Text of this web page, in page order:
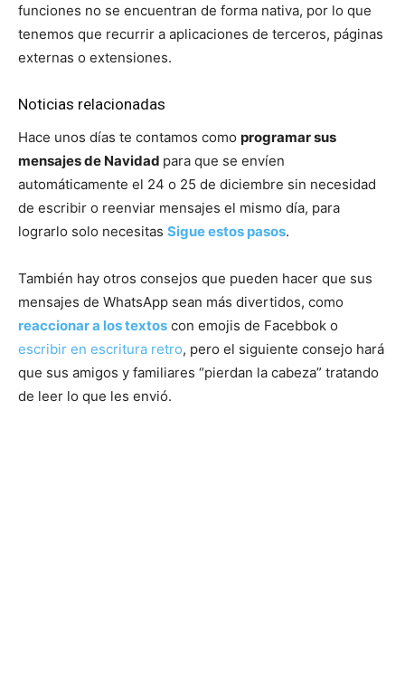
funciones no se encuentran de forma nativa, por lo que
tenemos que recurrir a aplicaciones de terceros, páginas
externas o extensiones.
Noticias relacionadas
Hace unos días te contamos como programar sus
mensajes de Navidad para que se envíen
automáticamente el 24 o 25 de diciembre sin necesidad
de escribir o reenviar mensajes el mismo día, para
lograrlo solo necesitas Sigue estos pasos.
También hay otros consejos que pueden hacer que sus
mensajes de WhatsApp sean más divertidos, como
reaccionar a los textos con emojis de Facebbok o
escribir en escritura retro, pero el siguiente consejo hará
que sus amigos y familiares “pierdan la cabeza” tratando
de leer lo que les envió.